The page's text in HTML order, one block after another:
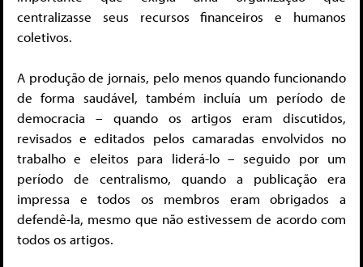
centralizasse seus recursos financeiros e humanos
coletivos.
A produção de jornais, pelo menos quando funcionando
de forma saudável, também incluía um período de
democracia – quando os artigos eram discutidos,
revisados e editados pelos camaradas envolvidos no
trabalho e eleitos para liderá-lo – seguido por um
período de centralismo, quando a publicação era
impressa e todos os membros eram obrigados a
defendê-la, mesmo que não estivessem de acordo com
todos os artigos.